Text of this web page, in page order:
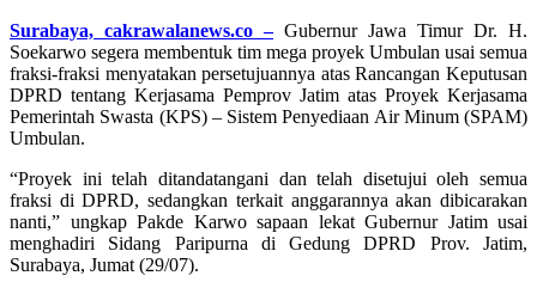
Surabaya, cakrawalanews.co – Gubernur Jawa Timur Dr. H.
Soekarwo segera membentuk tim mega proyek Umbulan usai semua
fraksi-fraksi menyatakan persetujuannya atas Rancangan Keputusan
DPRD tentang Kerjasama Pemprov Jatim atas Proyek Kerjasama
Pemerintah Swasta (KPS) – Sistem Penyediaan Air Minum (SPAM)
Umbulan.
“Proyek ini telah ditandatangani dan telah disetujui oleh semua
fraksi di DPRD, sedangkan terkait anggarannya akan dibicarakan
nanti,” ungkap Pakde Karwo sapaan lekat Gubernur Jatim usai
menghadiri Sidang Paripurna di Gedung DPRD Prov. Jatim,
Surabaya, Jumat (29/07).